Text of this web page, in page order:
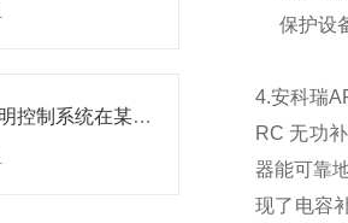
安科瑞智能照明控制系统在某办公楼上的应用
保护设
4.安科瑞
RC 无功
器能可靠
现了电容